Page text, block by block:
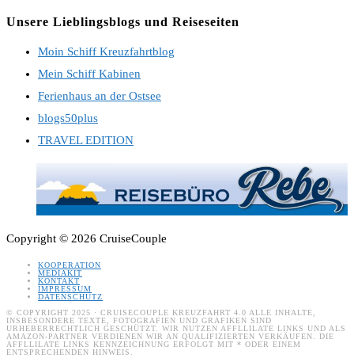
tab
new
tab
Unsere Lieblingsblogs und Reiseseiten
Moin Schiff Kreuzfahrtblog
Mein Schiff Kabinen
Ferienhaus an der Ostsee
blogs50plus
TRAVEL EDITION
Copyright © 2026 CruiseCouple
KOOPERATION
MEDIAKIT
KONTAKT
IMPRESSUM
DATENSCHUTZ
© COPYRIGHT 2025 · CRUISECOUPLE KREUZFAHRT 4.0 ALLE INHALTE,
INSBESONDERE TEXTE, FOTOGRAFIEN UND GRAFIKEN SIND
URHEBERRECHTLICH GESCHÜTZT. WIR NUTZEN AFFLLILATE LINKS UND ALS
AMAZON-PARTNER VERDIENEN WIR AN QUALIFIZIERTEN VERKÄUFEN. DIE
AFFLLILATE LINKS KENNZEICHNUNG ERFOLGT MIT * ODER EINEM
ENTSPRECHENDEN HINWEIS.